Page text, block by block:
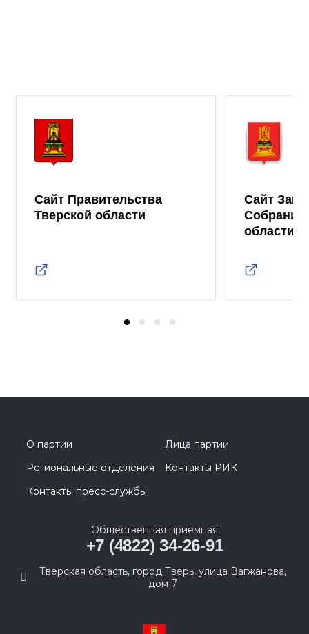
Сайт Правительства
Тверской области
Сайт
Собрания
области
О партии
Лица партии
Региональные отделения
Контакты РИК
Контакты пресс-службы
Общественная приемная
+7 (4822) 34-26-91
Тверская область, город Тверь, улица Вагжанова,
дом 7